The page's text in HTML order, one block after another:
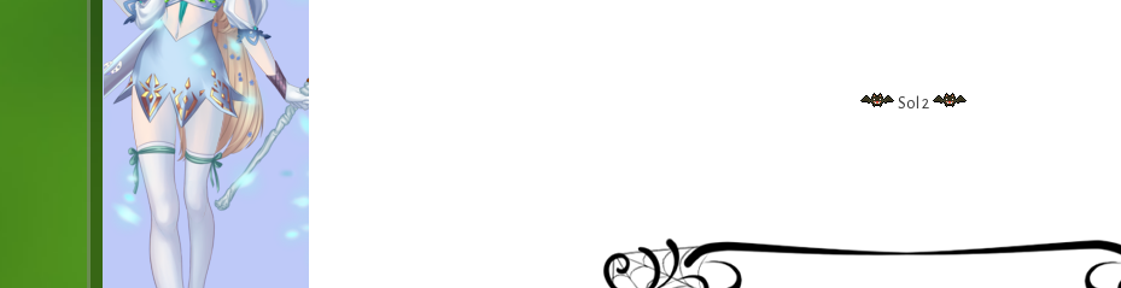
Sol 2